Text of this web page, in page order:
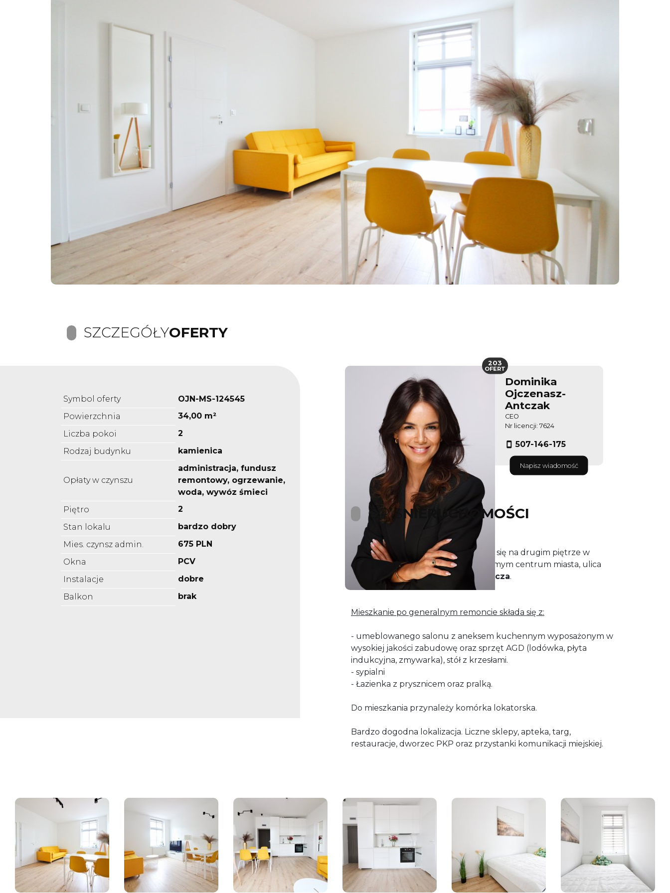
SZCZEGÓŁYOFERTY
Symbol oferty
OJN-MS-124545
Powierzchnia
34,00 m²
Liczba pokoi
2
Rodzaj budynku
kamienica
Opłaty w czynszu
administracja, fundusz
remontowy, ogrzewanie,
woda, wywóz śmieci
Piętro
2
Stan lokalu
bardzo dobry
Mies. czynsz admin.
675 PLN
Okna
PCV
Instalacje
dobre
Balkon
brak
Dominika
Ojczenasz-
Antczak
CEO
Nr licencji: 7624
507-146-175
Napisz wiadomość
203
OFERT
OPIS NIERUCHOMOŚCI
Oferta mieszkania znajdującej się na drugim piętrze w
odrestaurowanej kamienicy w samym centrum miasta, ulica
Sienkiewicza.
Mieszkanie po generalnym remoncie składa się z:
- umeblowanego salonu z aneksem kuchennym wyposażonym w
wysokiej jakości zabudowę oraz sprzęt AGD (lodówka, płyta
indukcyjna, zmywarka), stół z krzesłami.
- sypialni
- Łazienka z prysznicem oraz pralką.
Do mieszkania przynależy komórka lokatorska.
Bardzo dogodna lokalizacja. Liczne sklepy, apteka, targ,
restauracje, dworzec PKP oraz przystanki komunikacji miejskiej.